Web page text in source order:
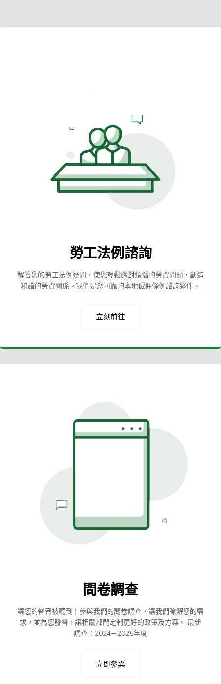
勞工法例諮詢
解答您的勞工法例疑問，使您輕鬆應對煩惱的勞資問題，創造
和諧的勞資關係。我們是您可靠的本地僱佣條例諮詢夥伴。
立刻前往
問卷調查
讓您的聲音被聽到！參與我們的問卷調查，讓我們瞭解您的需
求，並為您發聲，讓相關部門定制更好的政策及方案。 最新
調查：2024－2025年度
立即參與